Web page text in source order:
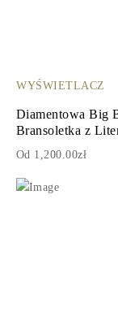
WYŚWIETLACZ
Diamentowa Big
Bransoletka z
Od 1,200.00zł